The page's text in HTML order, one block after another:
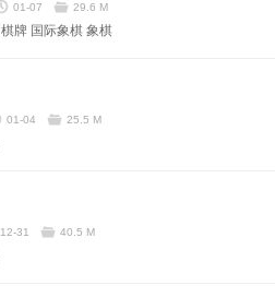
01-07 29.6 M
棋牌 国际象棋 象棋
01-04 25.5 M
12-31 40.5 M